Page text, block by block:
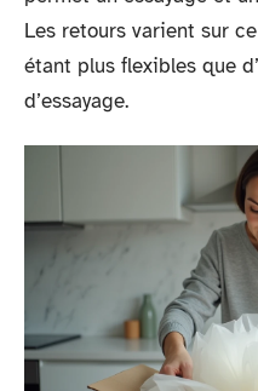
Les retours varient sur
étant plus flexibles que
d’essayage.